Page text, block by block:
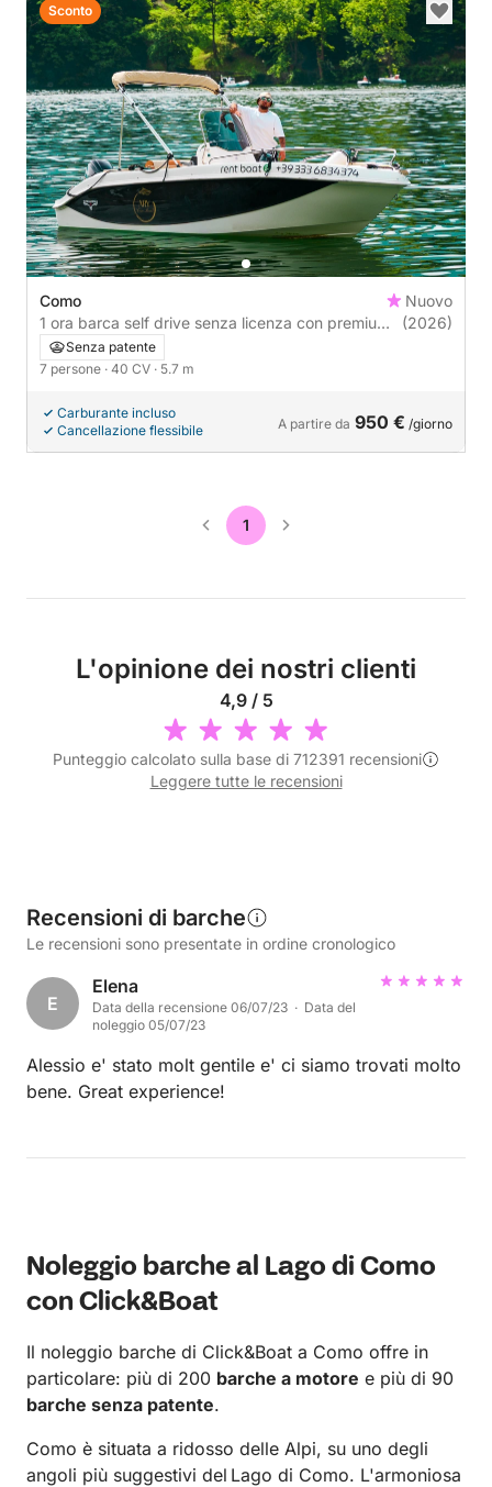
Como
Nuovo
1 ora barca self drive senza licenza con premium
e gps in tempo reale
(2026)
Senza patente
7 persone · 40 CV · 5.7 m
Carburante incluso
Cancellazione flessibile
A partire da 950 € /giorno
Sconto
1
L'opinione dei nostri clienti
4,9 / 5
Punteggio calcolato sulla base di 712391 recensioni
Leggere tutte le recensioni
Recensioni di barche
Le recensioni sono presentate in ordine cronologico
E
Elena
Data della recensione 06/07/23 · Data del
noleggio 05/07/23
Alessio e' stato molt gentile e' ci siamo trovati molto
bene. Great experience!
Noleggio barche al Lago di Como
con Click&Boat
Il noleggio barche di Click&Boat a Como offre in
particolare: più di 200 barche a motore e più di 90
barche senza patente.
Como è situata a ridosso delle Alpi, su uno degli
angoli più suggestivi del Lago di Como. L'armoniosa